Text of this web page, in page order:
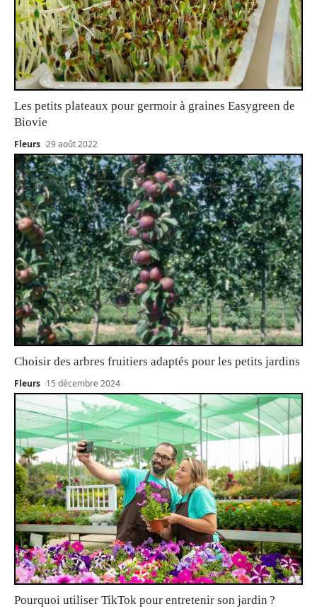
Les petits plateaux pour germoir à graines Easygreen de
Biovie
Fleurs 29 août 2022
Choisir des arbres fruitiers adaptés pour les petits jardins
Fleurs 15 décembre 2024
Pourquoi utiliser TikTok pour entretenir son jardin ?